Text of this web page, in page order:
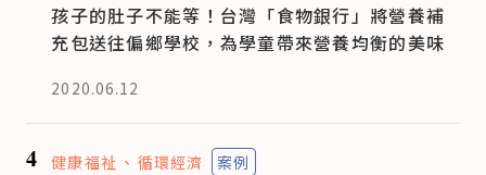
孩子的肚子不能等！台灣「食物銀行」將營養補
充包送往偏鄉學校，為學童帶來營養均衡的美味
2020.06.12
4 健康福祉 循環經濟 案例